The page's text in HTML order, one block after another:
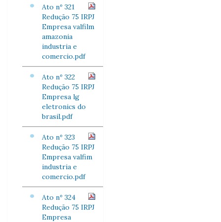
Ato nº 321
Redução 75 IRPJ
Empresa valfilm
amazonia
industria e
comercio.pdf
Ato nº 322
Redução 75 IRPJ
Empresa lg
eletronics do
brasil.pdf
Ato nº 323
Redução 75 IRPJ
Empresa valfim
industria e
comercio.pdf
Ato nº 324
Redução 75 IRPJ
Empresa